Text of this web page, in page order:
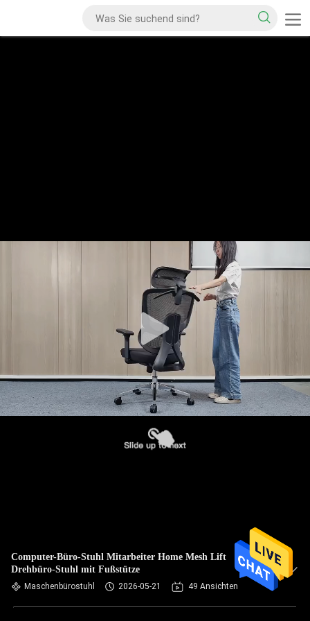
Computer-Büro-Stuhl Mitarbeiter Home Mesh Lift
Drehbüro-Stuhl mit Fußstütze
Maschenbürostuhl 2026-05-21 49 Ansichten